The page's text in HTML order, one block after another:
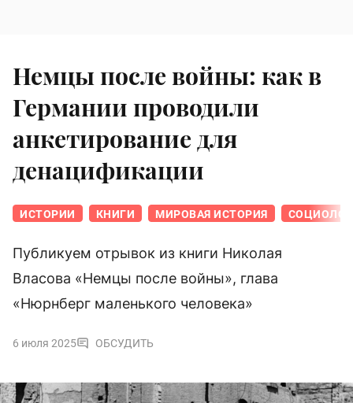
Немцы после войны: как в
Германии проводили
анкетирование для
денацификации
ИСТОРИИ КНИГИ МИРОВАЯ ИСТОРИЯ
Публикуем отрывок из книги Николая
Власова «Немцы после войны», глава
«Нюрнберг маленького человека»
6 июля 2025 ОБСУДИТЬ